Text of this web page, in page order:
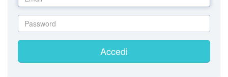
Accedi